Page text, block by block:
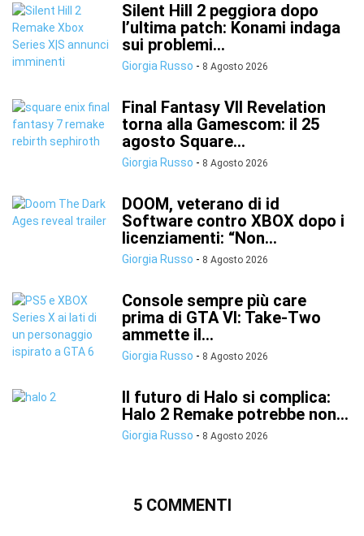
Silent Hill 2 peggiora dopo
l’ultima patch: Konami indaga
sui problemi...
Giorgia Russo - 8 Agosto 2026
Final Fantasy VII Revelation
torna alla Gamescom: il 25
agosto Square...
Giorgia Russo - 8 Agosto 2026
DOOM, veterano di id
Software contro XBOX dopo i
licenziamenti: “Non...
Giorgia Russo - 8 Agosto 2026
Console sempre più care
prima di GTA VI: Take-Two
ammette il...
Giorgia Russo - 8 Agosto 2026
Il futuro di Halo si complica:
Halo 2 Remake potrebbe non...
Giorgia Russo - 8 Agosto 2026
5 COMMENTI